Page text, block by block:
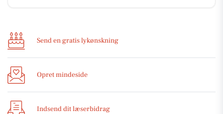
Send en gratis lykønskning
Opret mindeside
Indsend dit læserbidrag